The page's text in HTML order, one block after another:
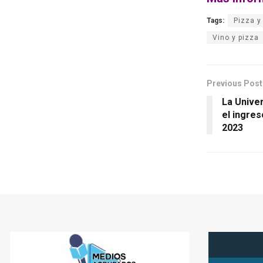
Tags: Pizza
Vino y pizza
Previous Post
La
el
2023